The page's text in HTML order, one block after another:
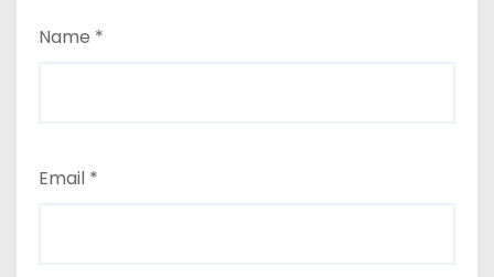
Name *
Email *